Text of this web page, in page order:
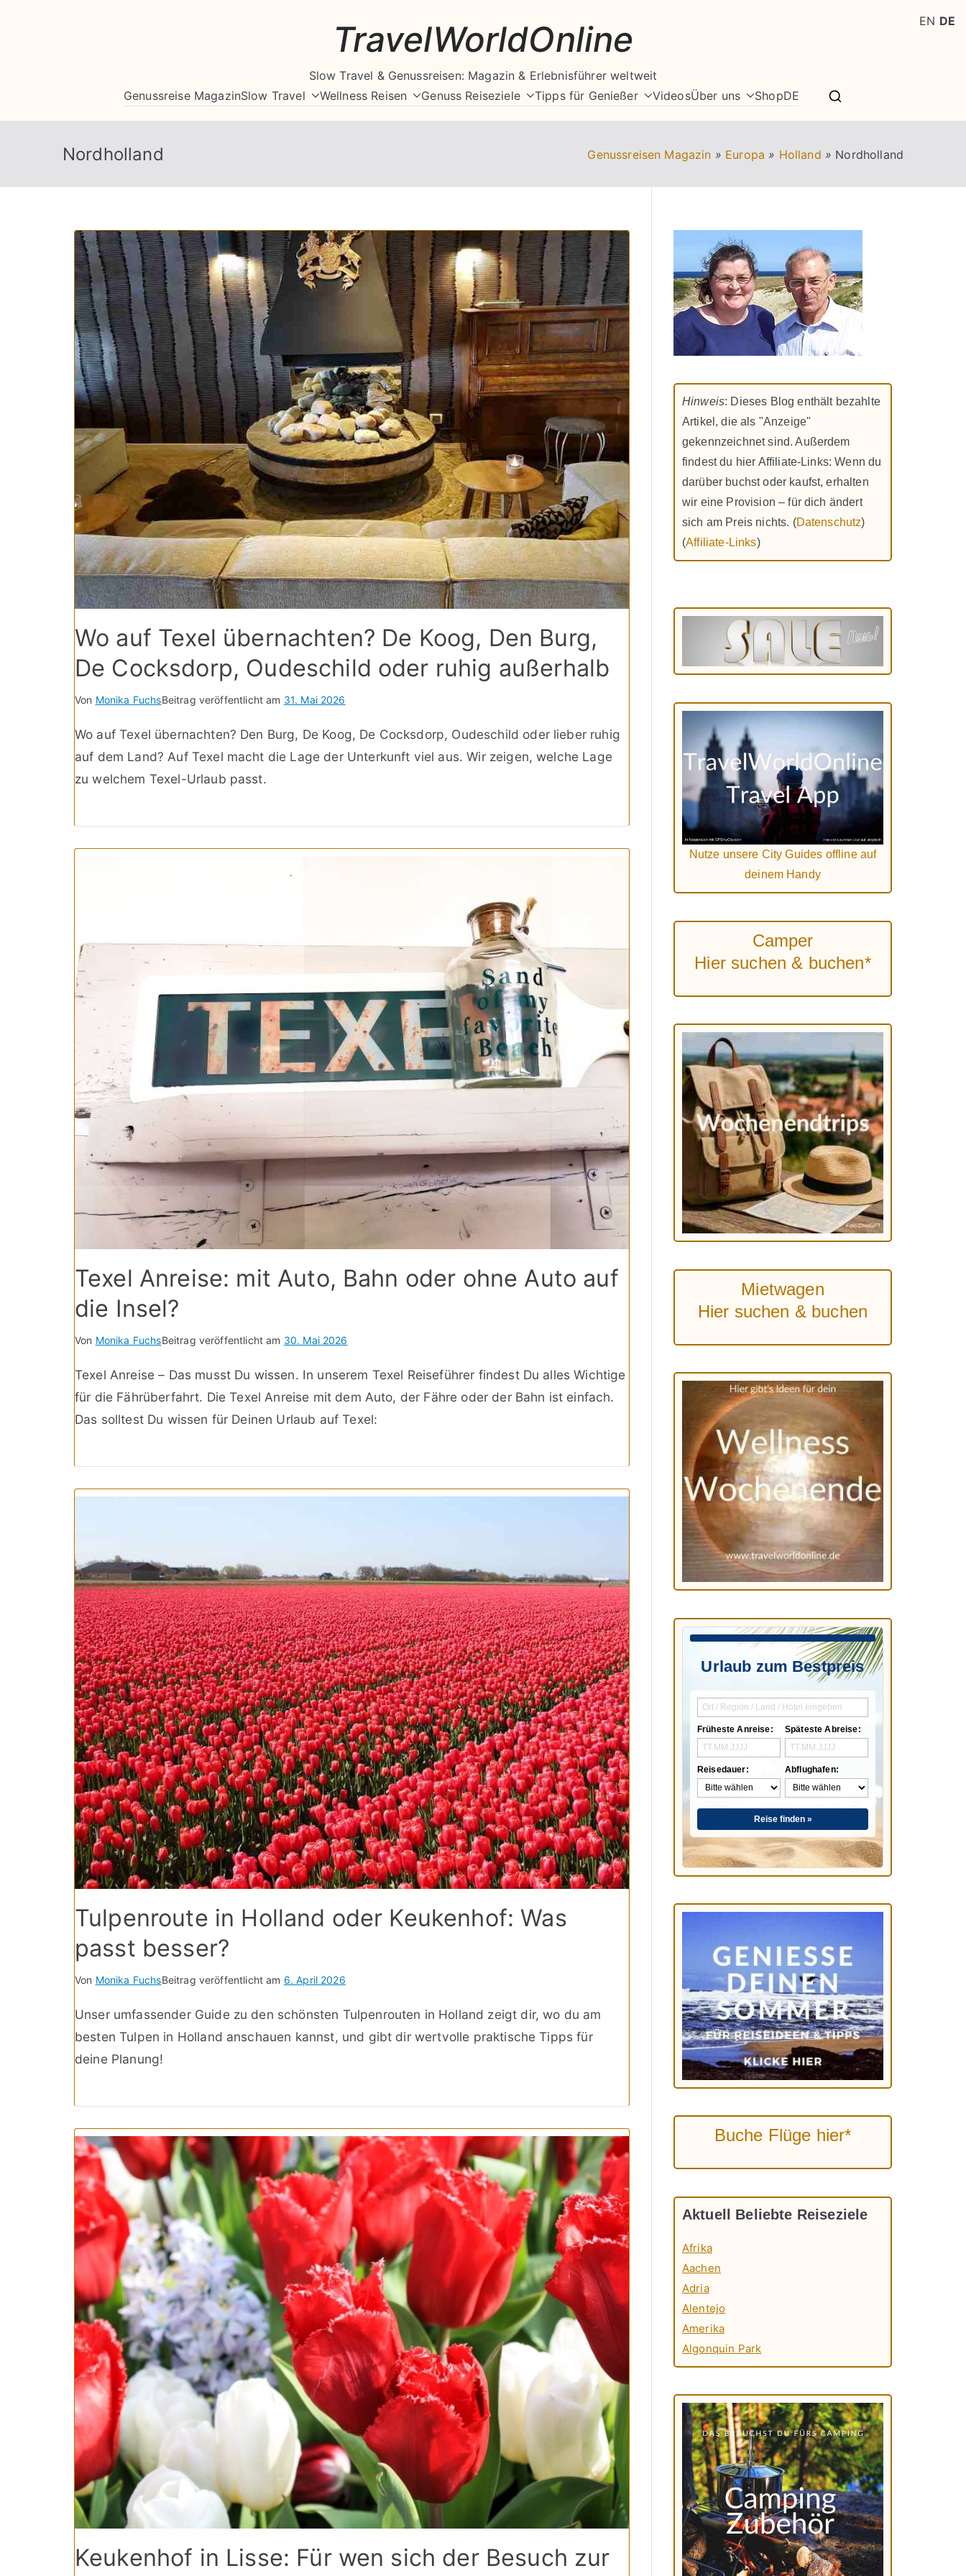
TravelWorldOnline
Slow Travel & Genussreisen: Magazin & Erlebnisführer weltweit
Genussreise MagazinSlow Travel Wellness Reisen Genuss Reiseziele Tipps für Genießer VideosÜber uns ShopDE
Nordholland Genussreisen Magazin » Europa » Holland » Nordholland
Wo auf Texel übernachten? De Koog, Den Burg,
De Cocksdorp, Oudeschild oder ruhig außerhalb
Von Monika FuchsBeitrag veröffentlicht am 31. Mai 2026
Wo auf Texel übernachten? Den Burg, De Koog, De Cocksdorp, Oudeschild oder lieber ruhig
auf dem Land? Auf Texel macht die Lage der Unterkunft viel aus. Wir zeigen, welche Lage
zu welchem Texel-Urlaub passt.
Texel Anreise: mit Auto, Bahn oder ohne Auto auf
die Insel?
Von Monika FuchsBeitrag veröffentlicht am 30. Mai 2026
Texel Anreise – Das musst Du wissen. In unserem Texel Reiseführer findest Du alles Wichtige
für die Fährüberfahrt. Die Texel Anreise mit dem Auto, der Fähre oder der Bahn ist einfach.
Das solltest Du wissen für Deinen Urlaub auf Texel:
Tulpenroute in Holland oder Keukenhof: Was
passt besser?
Von Monika FuchsBeitrag veröffentlicht am 6. April 2026
Unser umfassender Guide zu den schönsten Tulpenrouten in Holland zeigt dir, wo du am
besten Tulpen in Holland anschauen kannst, und gibt dir wertvolle praktische Tipps für
deine Planung!
Keukenhof in Lisse: Für wen sich der Besuch zur
Hinweis: Dieses Blog enthält bezahlte
Artikel, die als "Anzeige"
gekennzeichnet sind. Außerdem
findest du hier Affiliate-Links: Wenn du
darüber buchst oder kaufst, erhalten
wir eine Provision – für dich ändert
sich am Preis nichts. (Datenschutz)
(Affiliate-Links)
Nutze unsere City Guides offline auf
deinem Handy
Camper
Hier suchen & buchen*
Mietwagen
Hier suchen & buchen
Urlaub zum Bestpreis
Früheste Anreise:
Reisedauer:
Späteste Abreise:
Abflughafen:
Reise finden »
Buche Flüge hier*
Aktuell Beliebte Reiseziele
Afrika
Aachen
Adria
Alentejo
Amerika
Algonquin Park
EN DE